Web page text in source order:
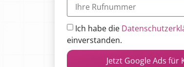
Ich habe die
einverstanden.
Jetzt Google Ads für